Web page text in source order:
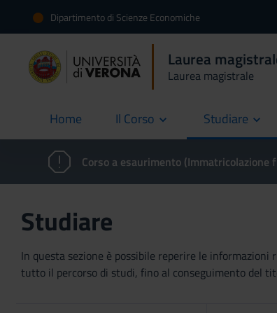
Dipartimento di Scienze Economiche
Laurea
Laurea magistrale
Home
current Il Corso Studiare
Corso a esaurimento
Studiare
In questa sezione è possibile reperire le
tutto il percorso di studi, fino al conseguimento del